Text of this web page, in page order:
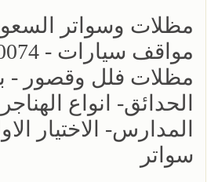
مظلات وسواتر
مظلات فلل وقصور -
الحدائق- انواع
المدارس- الاختيار
سواتر